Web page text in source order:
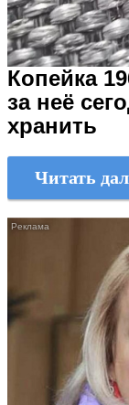
Копейка
за неё
хранить
Читать